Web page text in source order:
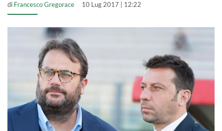
di Francesco Gregorace 10 Lug 2017 | 12:22